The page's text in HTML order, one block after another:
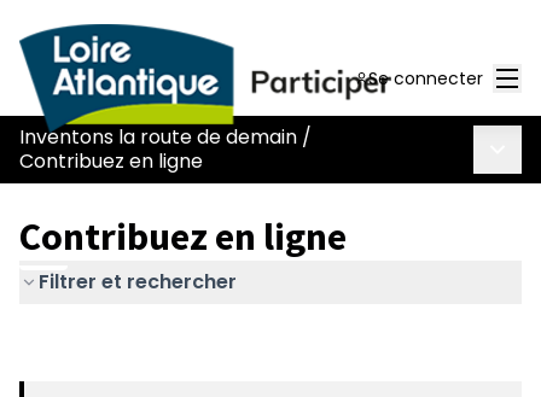
Se connecter
Inventons la route de demain /
Contribuez en ligne
Contribuez en ligne
Filtrer et rechercher